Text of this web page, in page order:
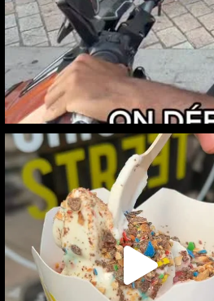
RAFRAÎCHIT TOI AVEC LA ICE MIX
+110...
107